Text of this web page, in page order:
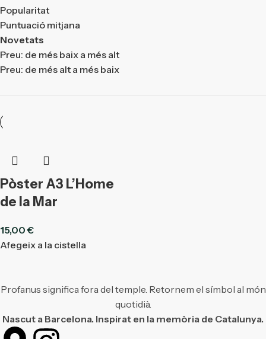
Popularitat
Puntuació mitjana
Novetats
Preu: de més baix a més alt
Preu: de més alt a més baix
Pòster A3 L’Home
de la Mar
15,00€
Afegeix a la cistella
Profanus significa fora del temple. Retornem el símbol al món
quotidià.
Nascut a Barcelona. Inspirat en la memòria de Catalunya.